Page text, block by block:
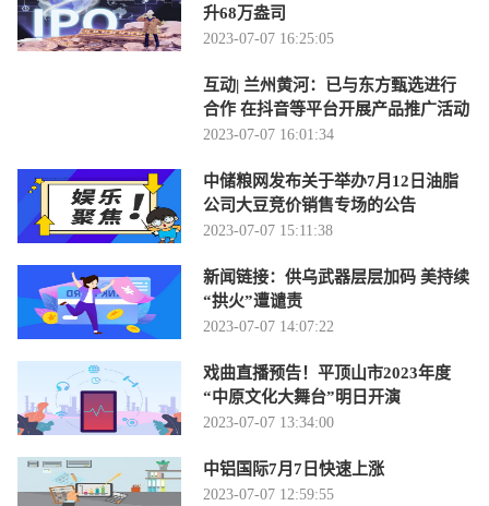
升68万盎司
2023-07-07 16:25:05
互动| 兰州黄河：已与东方甄选进行
合作 在抖音等平台开展产品推广活动
2023-07-07 16:01:34
中储粮网发布关于举办7月12日油脂
公司大豆竞价销售专场的公告
2023-07-07 15:11:38
新闻链接：供乌武器层层加码 美持续
“拱火”遭谴责
2023-07-07 14:07:22
戏曲直播预告！平顶山市2023年度
“中原文化大舞台”明日开演
2023-07-07 13:34:00
中铝国际7月7日快速上涨
2023-07-07 12:59:55